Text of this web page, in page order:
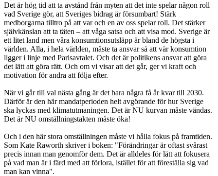
Det är hög tid att ta avstånd från myten att det inte spelar någon roll
vad Sverige gör, att Sveriges bidrag är försumbart! Stärk
medborgarna tilltro på att var och en av oss spelar roll. Det stärker
självkänslan att ta täten – att våga satsa och att visa mod. Sverige är
ett litet land men våra konsumtionsutsläpp är bland de högsta i
världen. Alla, i hela världen, måste ta ansvar så att vår konsumtion
ligger i linje med Parisavtalet. Och det är politikens ansvar att göra
det lätt att göra rätt. Och om vi visar att det går, ger vi kraft och
motivation för andra att följa efter.
När vi går till val nästa gång är det bara några få år kvar till 2030.
Därför är den här mandatperioden helt avgörande för hur Sverige
ska lyckas med klimatutmaningen. Det är NU kurvan måste vändas.
Det är NU omställningstakten måste öka!
Och i den här stora omställningen måste vi hålla fokus på framtiden.
Som Kate Raworth skriver i boken: "Förändringar är oftast svårast
precis innan man genomför dem. Det är alldeles för lätt att fokusera
på vad man är i färd med att förlora, istället för att föreställa sig vad
man kan vinna".